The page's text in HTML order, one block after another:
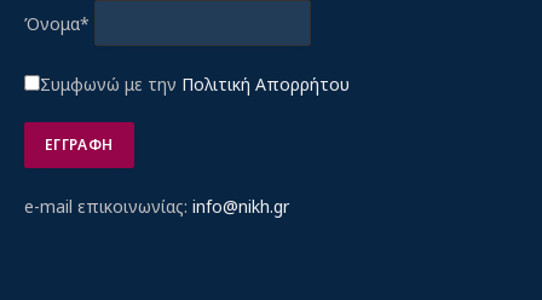
Όνομα*
Συμφωνώ με την Πολιτική Απορρήτου
e-mail επικοινωνίας: info@nikh.gr